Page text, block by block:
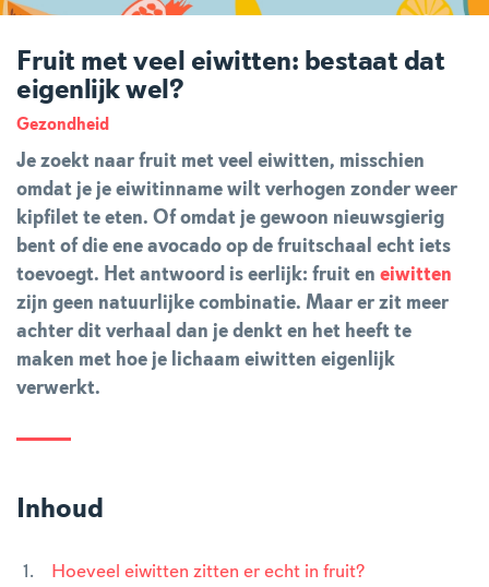
Fruit met veel eiwitten: bestaat dat
eigenlijk wel?
Gezondheid
Je zoekt naar fruit met veel eiwitten, misschien
omdat je je eiwitinname wilt verhogen zonder weer
kipfilet te eten. Of omdat je gewoon nieuwsgierig
bent of die ene avocado op de fruitschaal echt iets
toevoegt. Het antwoord is eerlijk: fruit en eiwitten
zijn geen natuurlijke combinatie. Maar er zit meer
achter dit verhaal dan je denkt en het heeft te
maken met hoe je lichaam eiwitten eigenlijk
verwerkt.
Inhoud
Hoeveel eiwitten zitten er echt in fruit?